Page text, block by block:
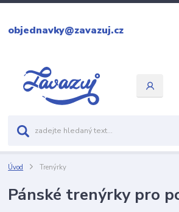
objednavky@zavazuj.cz
Úvod Trenýrky
Pánské trenýrky pro